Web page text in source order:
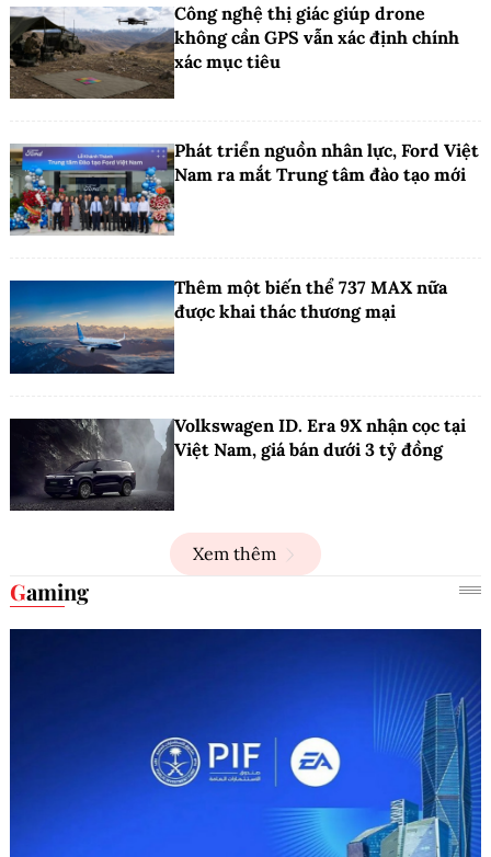
Công nghệ thị giác giúp drone
không cần GPS vẫn xác định chính
xác mục tiêu
Phát triển nguồn nhân lực, Ford Việt
Nam ra mắt Trung tâm đào tạo mới
Thêm một biến thể 737 MAX nữa
được khai thác thương mại
Volkswagen ID. Era 9X nhận cọc tại
Việt Nam, giá bán dưới 3 tỷ đồng
Xem thêm
Gaming